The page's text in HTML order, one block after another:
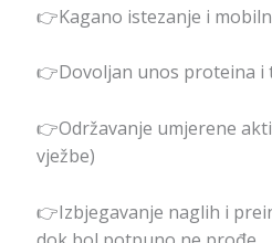
👉Kagano istezanje i
👉Dovoljan unos proteina i
👉Održavanje umjerene
vježbe)
👉Izbjegavanje naglih i